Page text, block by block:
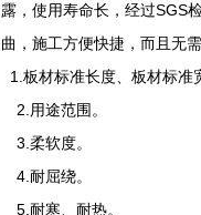
露，使用寿命长，经过SGS
曲，施工方便快捷，而且无需
1.板材标准长度、板材标准
2.用途范围。
3.柔软度。
4.耐屈绕。
5.耐寒、耐热。